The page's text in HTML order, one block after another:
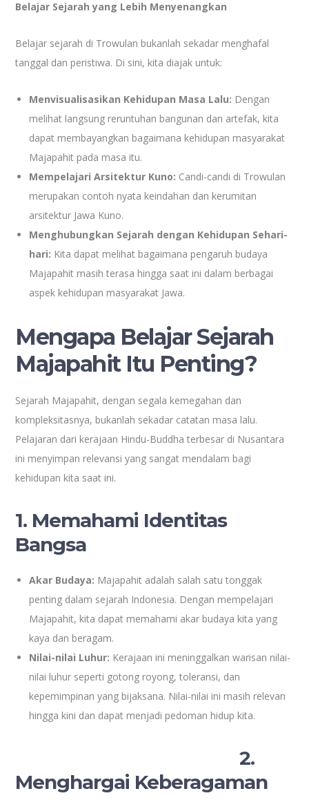
Belajar Sejarah yang Lebih Menyenangkan
Belajar sejarah di Trowulan bukanlah sekadar menghafal
tanggal dan peristiwa. Di sini, kita diajak untuk:
Menvisualisasikan Kehidupan Masa Lalu: Dengan
melihat langsung reruntuhan bangunan dan artefak, kita
dapat membayangkan bagaimana kehidupan masyarakat
Majapahit pada masa itu.
Mempelajari Arsitektur Kuno: Candi-candi di Trowulan
merupakan contoh nyata keindahan dan kerumitan
arsitektur Jawa Kuno.
Menghubungkan Sejarah dengan Kehidupan Sehari-
hari: Kita dapat melihat bagaimana pengaruh budaya
Majapahit masih terasa hingga saat ini dalam berbagai
aspek kehidupan masyarakat Jawa.
Mengapa Belajar Sejarah
Majapahit Itu Penting?
Sejarah Majapahit, dengan segala kemegahan dan
kompleksitasnya, bukanlah sekadar catatan masa lalu.
Pelajaran dari kerajaan Hindu-Buddha terbesar di Nusantara
ini menyimpan relevansi yang sangat mendalam bagi
kehidupan kita saat ini.
1. Memahami Identitas
Bangsa
Akar Budaya: Majapahit adalah salah satu tonggak
penting dalam sejarah Indonesia. Dengan mempelajari
Majapahit, kita dapat memahami akar budaya kita yang
kaya dan beragam.
Nilai-nilai Luhur: Kerajaan ini meninggalkan warisan nilai-
nilai luhur seperti gotong royong, toleransi, dan
kepemimpinan yang bijaksana. Nilai-nilai ini masih relevan
hingga kini dan dapat menjadi pedoman hidup kita.
2.
Menghargai Keberagaman